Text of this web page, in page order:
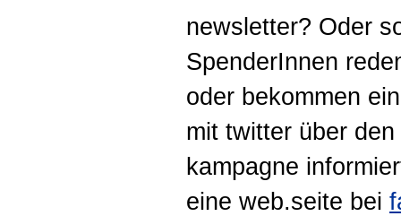
newsletter? Oder
SpenderInnen
oder bekommen
mit twitter über
kampagne
eine web.seite bei